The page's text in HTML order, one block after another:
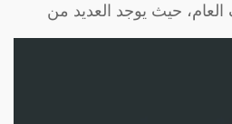
حيث يوجد العديد من